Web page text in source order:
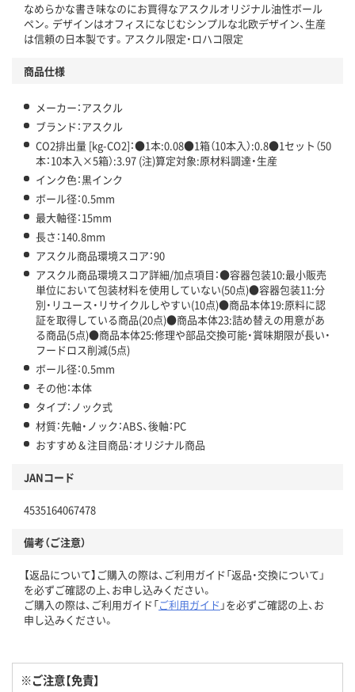
この商品の環境配慮ポイントです。下記商品詳細「
アスクル商品環境スコア詳細／加点項目
」で確認できます。
なめらかな書き味なのにお買得なアスクルオリジナル油性ボール
ペン。デザインはオフィスになじむシンプルな北欧デザイン、生産
は信頼の日本製です。アスクル限定・ロハコ限定
商品仕様
メーカー：アスクル
ブランド：アスクル
CO2排出量 [kg-CO2]：●1本:0.08●1箱（10本入）:0.8●1セット（50
本：10本入×5箱）:3.97 (注)算定対象:原材料調達・生産
インク色：黒インク
ボール径：0.5mm
最大軸径：15mm
長さ：140.8mm
アスクル商品環境スコア：90
アスクル商品環境スコア詳細/加点項目：●容器包装10:最小販売
単位において包装材料を使用していない(50点)●容器包装11:分
別・リユース・リサイクルしやすい(10点)●商品本体19:原料に認
証を取得している商品(20点)●商品本体23:詰め替えの用意があ
る商品(5点)●商品本体25:修理や部品交換可能・賞味期限が長い・
フードロス削減(5点)
ボール径：0.5mm
その他：本体
タイプ：ノック式
材質：先軸・ノック：ABS、後軸：PC
おすすめ＆注目商品：オリジナル商品
JANコード
4535164067478
備考（ご注意）
【返品について】ご購入の際は、ご利用ガイド「返品・交換について」
を必ずご確認の上、お申し込みください。
ご購入の際は、ご利用ガイド「ご利用ガイド 」を必ずご確認の上、お
申し込みください。
※ご注意【免責】